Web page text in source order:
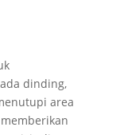
dinding,
area